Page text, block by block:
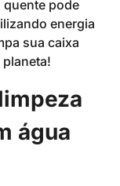
quente pode
energia
sua caixa
planeta!
água